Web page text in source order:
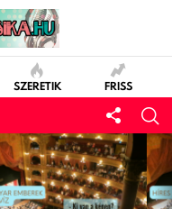
SZERETIK FRISS